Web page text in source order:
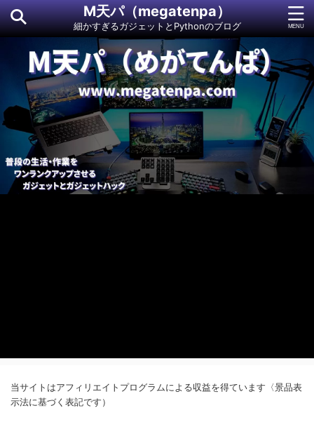
M天パ（megatenpa）
細かすぎるガジェットとPythonのブログ
当サイトはアフィリエイトプログラムによる収益を得ています〈景品表
示法に基づく表記です）